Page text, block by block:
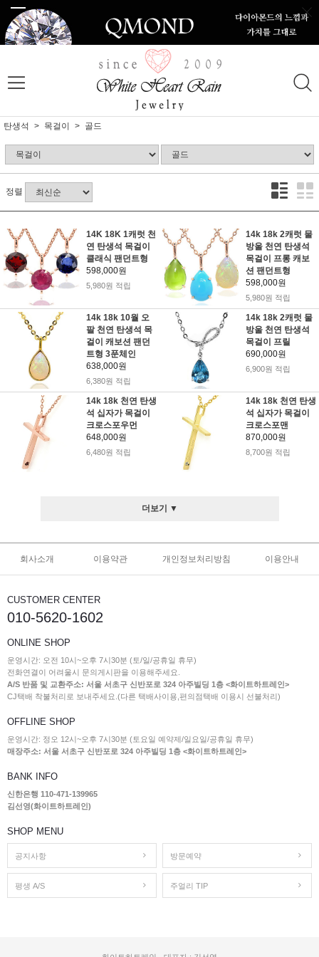
탄생석 목걸이 골드
정렬
14K 18K 1캐럿 천
연 탄생석 목걸이
클래식 팬던트형
598,000원
5,980원 적립
14k 18k 2캐럿 물
방울 천연 탄생석
목걸이 프롱 캐보
션 팬던트형
598,000원
5,980원 적립
14k 18k 10월 오
팔 천연 탄생석 목
걸이 캐보션 팬던
트형 3푼체인
638,000원
6,380원 적립
14k 18k 2캐럿 물
방울 천연 탄생석
목걸이 프릴
690,000원
6,900원 적립
14k 18k 천연 탄생
석 십자가 목걸이
크로스포우먼
648,000원
6,480원 적립
14k 18k 천연 탄생
석 십자가 목걸이
크로스포맨
870,000원
8,700원 적립
더보기 ▼
회사소개 이용약관 개인정보처리방침 이용안내
CUSTOMER CENTER
010-5620-1602
ONLINE SHOP
운영시간: 오전 10시~오후 7시30분 (토/일/공휴일 휴무)
전화연결이 어려울시 문의게시판을 이용해주세요.
A/S 반품 및 교환주소: 서울 서초구 신반포로 324 아주빌딩 1층 <화이트하트레인>
CJ택배 착불처리로 보내주세요.(다른 택배사이용,편의점택배 이용시 선불처리)
OFFLINE SHOP
운영시간: 정오 12시~오후 7시30분 (토요일 예약제/일요일/공휴일 휴무)
매장주소: 서울 서초구 신반포로 324 아주빌딩 1층 <화이트하트레인>
BANK INFO
신한은행 110-471-139965
김선영(화이트하트레인)
SHOP MENU
공지사항 방문예약
평생 A/S 주얼리 TIP